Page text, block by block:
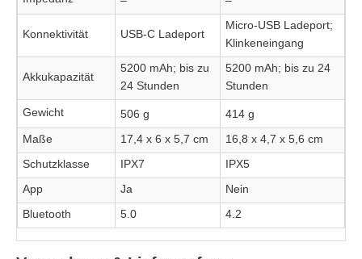
Konnektivität USB-C Ladeport
Micro-USB Ladeport;
Klinkeneingang
Akkukapazität
5200 mAh; bis zu
24 Stunden
5200 mAh; bis zu 24
Stunden
Gewicht 506 g
414 g
Maße
17,4 x 6 x 5,7 cm
16,8 x 4,7 x 5,6 cm
Schutzklasse
IPX7
IPX5
App
Ja
Nein
Bluetooth
5.0 4.2